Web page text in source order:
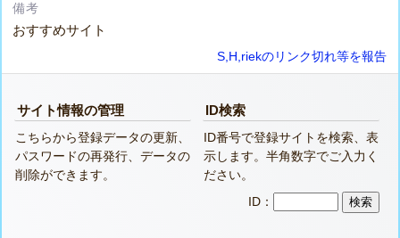
備考
おすすめサイト
S,H,riekのリンク切れ等を報告
サイト情報の管理
こちらから登録データの更新、
パスワードの再発行、データの
削除ができます。
ID検索
ID番号で登録サイトを検索、表
示します。半角数字でご入力く
ださい。
ID：